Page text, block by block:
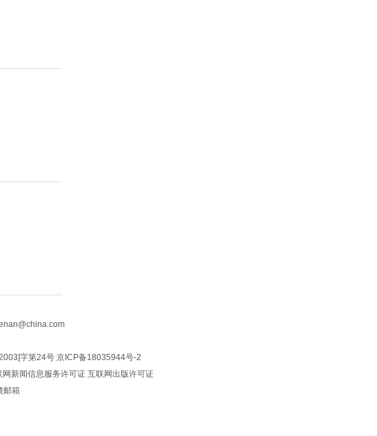
字第24号 京ICP备18035944号-2
网新闻信息服务许可证 互联网出版许可证
邮箱